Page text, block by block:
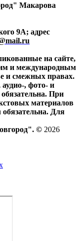
Макарова
9А; адрес
на сайте,
и международным
и смежных правах.
, фото- и
При
материалов
Для
© 2026